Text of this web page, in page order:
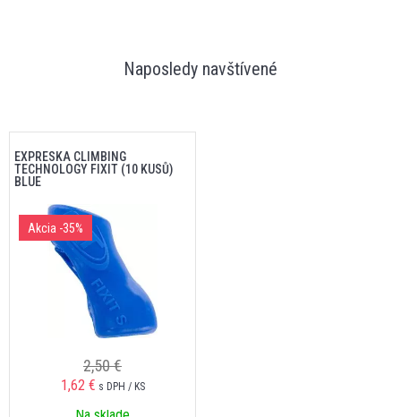
Naposledy navštívené
EXPRESKA CLIMBING
TECHNOLOGY FIXIT (10 KUSŮ)
BLUE
Akcia -35%
2,50 €
1,62 € s DPH / KS